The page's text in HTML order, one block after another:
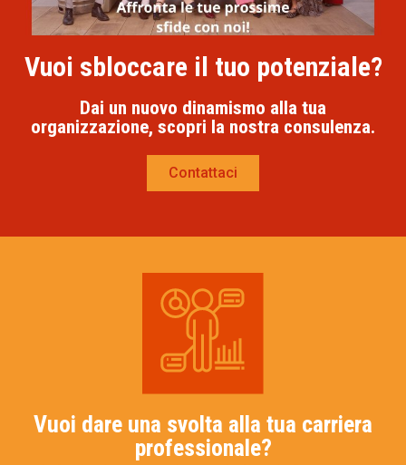
Vuoi sbloccare il tuo potenziale?
Dai un nuovo dinamismo alla tua
organizzazione, scopri la nostra consulenza.
Contattaci
Vuoi dare una svolta alla tua carriera
professionale?